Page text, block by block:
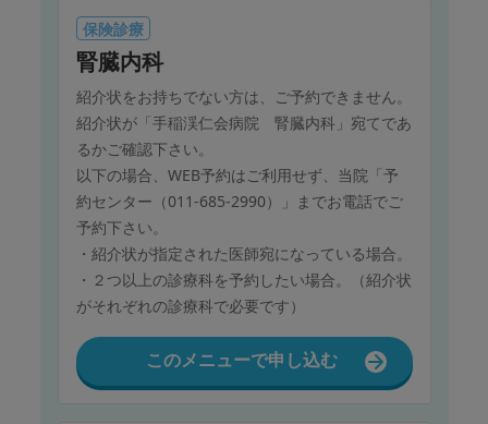
保険診療
腎臓内科
紹介状をお持ちでない方は、ご予約できません。
紹介状が「手稲渓仁会病院 腎臓内科」宛てであ
るかご確認下さい。
以下の場合、WEB予約はご利用せず、当院「予
約センター（011-685-2990）」までお電話でご
予約下さい。
・紹介状が指定された医師宛になっている場合。
・２つ以上の診療科を予約したい場合。（紹介状
がそれぞれの診療科で必要です）
このメニューで申し込む
5月 4日（月）～ 6日（水）
7月20日（月）
8月11日（火）
9月21日（月）～23日（水）
10月12日（月）
11月 3日（火）、23日（月）
12月30日（水）、31日（木）